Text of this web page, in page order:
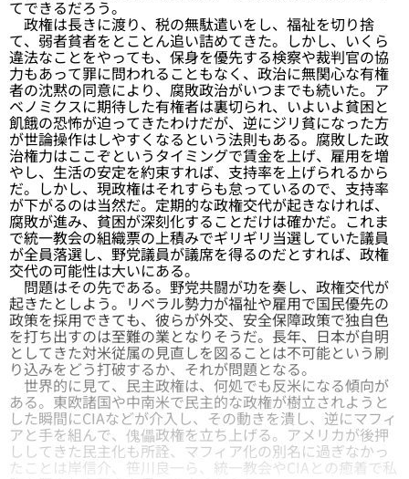
てできるだろう。
政権は長きに渡り、税の無駄遣いをし、福祉を切り捨
て、弱者貧者をとことん追い詰めてきた。しかし、いくら
違法なことをやっても、保身を優先する検察や裁判官の協
力もあって罪に問われることもなく、政治に無関心な有権
者の沈黙の同意により、腐敗政治がいつまでも続いた。ア
ベノミクスに期待した有権者は裏切られ、いよいよ貧困と
飢餓の恐怖が迫ってきたわけだが、逆にジリ貧になった方
が世論操作はしやすくなるという法則もある。腐敗した政
治権力はここぞというタイミングで賃金を上げ、雇用を増
やし、生活の安定を約束すれば、支持率を上げられるから
だ。しかし、現政権はそれすらも怠っているので、支持率
が下がるのは当然だ。定期的な政権交代が起きなければ、
腐敗が進み、貧困が深刻化することだけは確かだ。これま
で統一教会の組織票の上積みでギリギリ当選していた議員
が全員落選し、野党議員が議席を得るのだとすれば、政権
交代の可能性は大いにある。
問題はその先である。野党共闘が功を奏し、政権交代が
起きたとしよう。リベラル勢力が福祉や雇用で国民優先の
政策を採用できても、彼らが外交、安全保障政策で独自色
を打ち出すのは至難の業となりそうだ。長年、日本が自明
としてきた対米従属の見直しを図ることは不可能という刷
り込みをどう打破するか、それが問題となる。
世界的に見て、民主政権は、何処でも反米になる傾向が
ある。東欧諸国や中南米で民主的な政権が樹立されようと
した瞬間にCIAなどが介入し、その動きを潰し、逆にマフィ
アと手を組んで、傀儡政権を立ち上げる。アメリカが後押
ししてきた民主化も所詮、マフィア化の別名に過ぎなかっ
たことは岸信介、笹川良一ら、統一教会やCIAとの癒着で私